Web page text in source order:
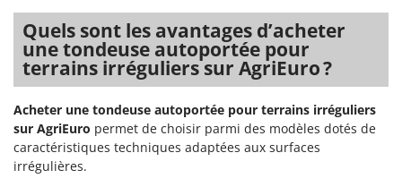
Titania
Tornado
Tre Spade
Trev - Abrek - TecnoVIR
Trotec
Troy-Bilt
Quels sont les avantages d’acheter
une tondeuse autoportée pour
terrains irréguliers sur AgriEuro ?
Acheter une tondeuse autoportée pour terrains irréguliers
sur AgriEuro permet de choisir parmi des modèles dotés de
caractéristiques techniques adaptées aux surfaces
irrégulières.